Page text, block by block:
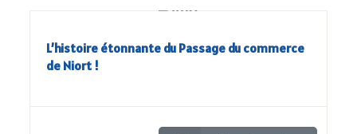
L’histoire étonnante du Passage du commerce
de Niort !